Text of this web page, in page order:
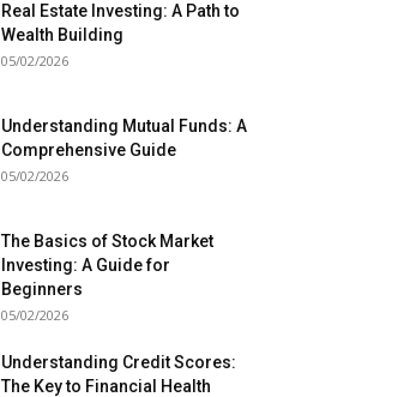
Real Estate Investing: A Path to
Wealth Building
05/02/2026
Understanding Mutual Funds: A
Comprehensive Guide
05/02/2026
The Basics of Stock Market
Investing: A Guide for
Beginners
05/02/2026
Understanding Credit Scores:
The Key to Financial Health